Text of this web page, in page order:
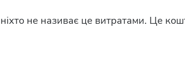
не називає це витратами. Це